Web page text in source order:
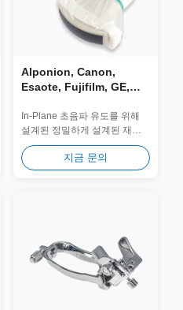
Alponion, Canon,
Esaote, Fujifilm, GE,
Samsung, Siemens,
SonoScape, Vinno용 재
사용 가능한 니들 가이드
및 플라스틱 브래킷 (인플
In-Plane 초음파 유도를 위해
설계된 정밀하게 설계된 재사
용 가능한 생검 브래킷입니다.
고성능 의료용 플라스틱으로
제작된 이 시리즈는 안정적인
지금 문의